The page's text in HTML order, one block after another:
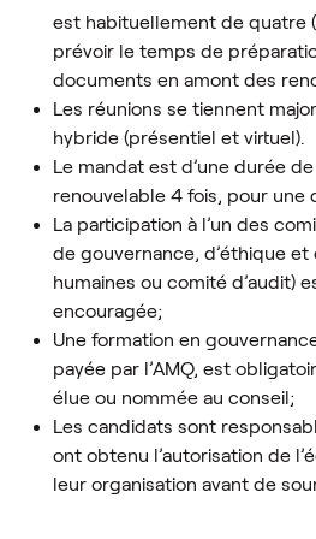
est habituellement de quatre
prévoir le temps de
documents en amont des
Les réunions se tiennent
hybride (présentiel et virtuel).
Le mandat est d’une durée
renouvelable 4 fois, pour une
La participation à l’un des
de gouvernance, d’éthique
humaines ou comité d’audit)
encouragée;
Une formation en
payée par l’AMQ, est
élue ou nommée au conseil;
Les candidats sont
ont obtenu l’autorisation de
leur organisation avant de